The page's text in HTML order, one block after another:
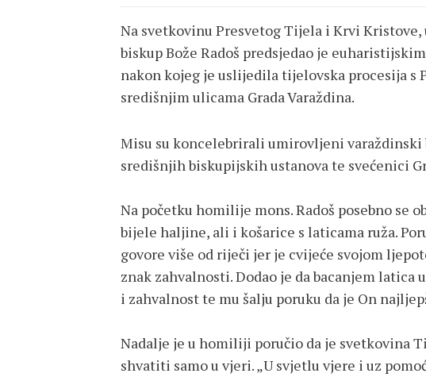
Na svetkovinu Presvetog Tijela i Krvi
biskup Bože Radoš predsjedao je
nakon kojeg je uslijedila tijelovska procesija s
središnjim ulicama Grada Varaždina.
Misu su koncelebrirali umirovljeni varaždinski
središnjih biskupijskih ustanova te svećenici
Na početku homilije mons. Radoš posebno se
bijele haljine, ali i košarice s laticama ruža.
govore više od riječi jer je cvijeće svojom
znak zahvalnosti. Dodao je da bacanjem latica
i zahvalnost te mu šalju poruku da je On
Nadalje je u homiliji poručio da je svetkovina
shvatiti samo u vjeri. „U svjetlu vjere i uz